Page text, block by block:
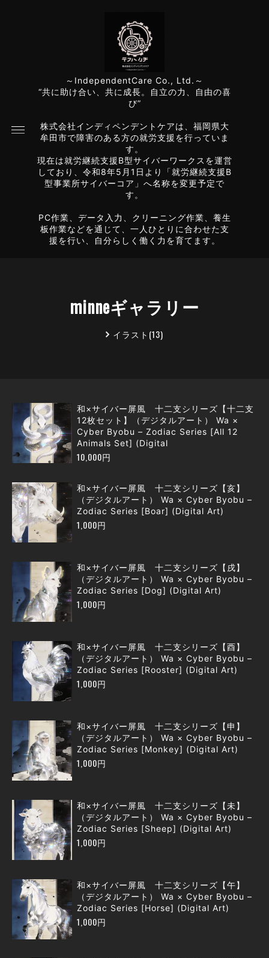
～IndependentCare Co., Ltd.～
“共に助け合い、共に成長。自立の力、自由の喜
び”
株式会社インディペンデントケアは、福岡県大
牟田市で障害のある方の就労支援を行っていま
す。
現在は就労継続支援B型サイバーワークスを運営
しており、令和8年5月1日より「就労継続支援B
型事業所サイバーコア」へ名称を変更予定で
す。
PC作業、データ入力、クリーニング作業、養生
板作業などを通じて、一人ひとりに合わせた支
援を行い、自分らしく働く力を育てます。
minneギャラリー
イラスト(13)
和×サイバー屏風 十二支シリーズ【十二支
12枚セット】（デジタルアート） Wa ×
Cyber Byobu – Zodiac Series [All 12
Animals Set] (Digital
10,000円
和×サイバー屏風 十二支シリーズ【亥】
（デジタルアート） Wa × Cyber Byobu –
Zodiac Series [Boar] (Digital Art)
1,000円
和×サイバー屏風 十二支シリーズ【戌】
（デジタルアート） Wa × Cyber Byobu –
Zodiac Series [Dog] (Digital Art)
1,000円
和×サイバー屏風 十二支シリーズ【酉】
（デジタルアート） Wa × Cyber Byobu –
Zodiac Series [Rooster] (Digital Art)
1,000円
和×サイバー屏風 十二支シリーズ【申】
（デジタルアート） Wa × Cyber Byobu –
Zodiac Series [Monkey] (Digital Art)
1,000円
和×サイバー屏風 十二支シリーズ【未】
（デジタルアート） Wa × Cyber Byobu –
Zodiac Series [Sheep] (Digital Art)
1,000円
和×サイバー屏風 十二支シリーズ【午】
（デジタルアート） Wa × Cyber Byobu –
Zodiac Series [Horse] (Digital Art)
1,000円